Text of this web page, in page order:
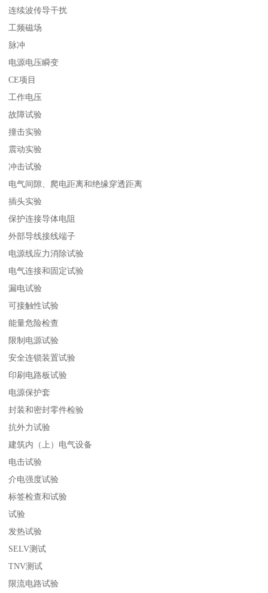
连续波传导干扰
工频磁场
脉冲
电源电压瞬变
CE项目
工作电压
故障试验
撞击实验
震动实验
冲击试验
电气间隙、爬电距离和绝缘穿透距离
插头实验
保护连接导体电阻
外部导线接线端子
电源线应力消除试验
电气连接和固定试验
漏电试验
可接触性试验
能量危险检查
限制电源试验
安全连锁装置试验
印刷电路板试验
电源保护套
封装和密封零件检验
抗外力试验
建筑内（上）电气设备
电击试验
介电强度试验
标签检查和试验
试验
发热试验
SELV测试
TNV测试
限流电路试验